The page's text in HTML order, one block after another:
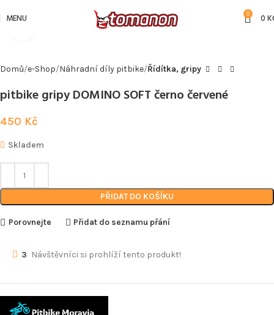
MENU 0 0
Kliknutím zvětšíte
Domů e-Shop Náhradní díly pitbike Řídítka, gripy
pitbike gripy DOMINO SOFT černo červené
450 Kč
Skladem
PŘIDAT DO KOŠÍKU
Porovnejte Přidat do seznamu přání
3 Návštěvníci si prohlíží tento produkt!